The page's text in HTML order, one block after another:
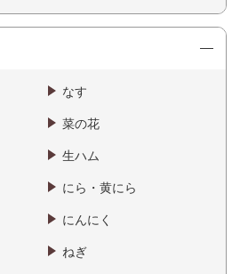
なす
菜の花
生ハム
にら・黄にら
にんにく
ねぎ